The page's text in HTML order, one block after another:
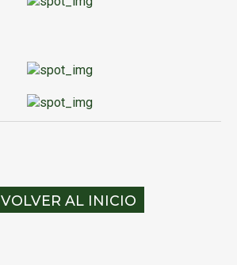
VOLVER AL INICIO